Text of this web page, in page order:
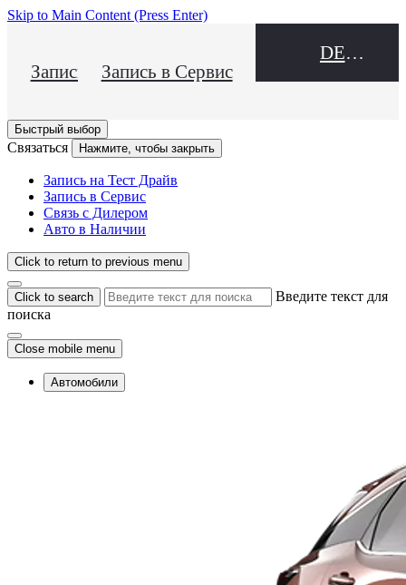
Skip to Main Content (Press Enter)
Запись на Тест Драйв
Запись в Сервис
DEALER NAME
Быстрый выбор
Связаться Нажмите, чтобы закрыть
Запись на Тест Драйв
Запись в Сервис
Связь с Дилером
Авто в Наличии
Click to return to previous menu
Click to search
Введите текст для
поиска
Close mobile menu
Автомобили